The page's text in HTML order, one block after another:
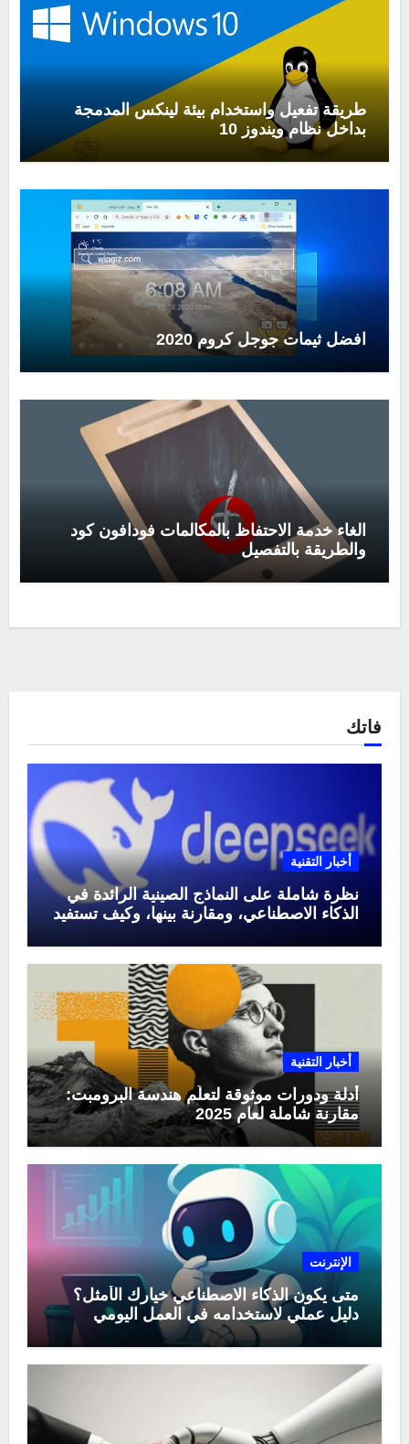
طريقة تفعيل واستخدام بيئة لينكس المدمجة
بداخل نظام ويندوز 10
افضل ثيمات جوجل كروم 2020
الغاء خدمة الاحتفاظ بالمكالمات فودافون كود
والطريقة بالتفصيل
فاتك
أخبار التقنية
نظرة شاملة على النماذج الصينية الرائدة في
الذكاء الاصطناعي، ومقارنة بينها، وكيف تستفيد
أخبار التقنية
أدلة ودورات موثوقة لتعلّم هندسة البرومبت:
مقارنة شاملة لعام 2025
الإنترنت
متى يكون الذكاء الاصطناعي خيارك الأمثل؟
دليل عملي لاستخدامه في العمل اليومي